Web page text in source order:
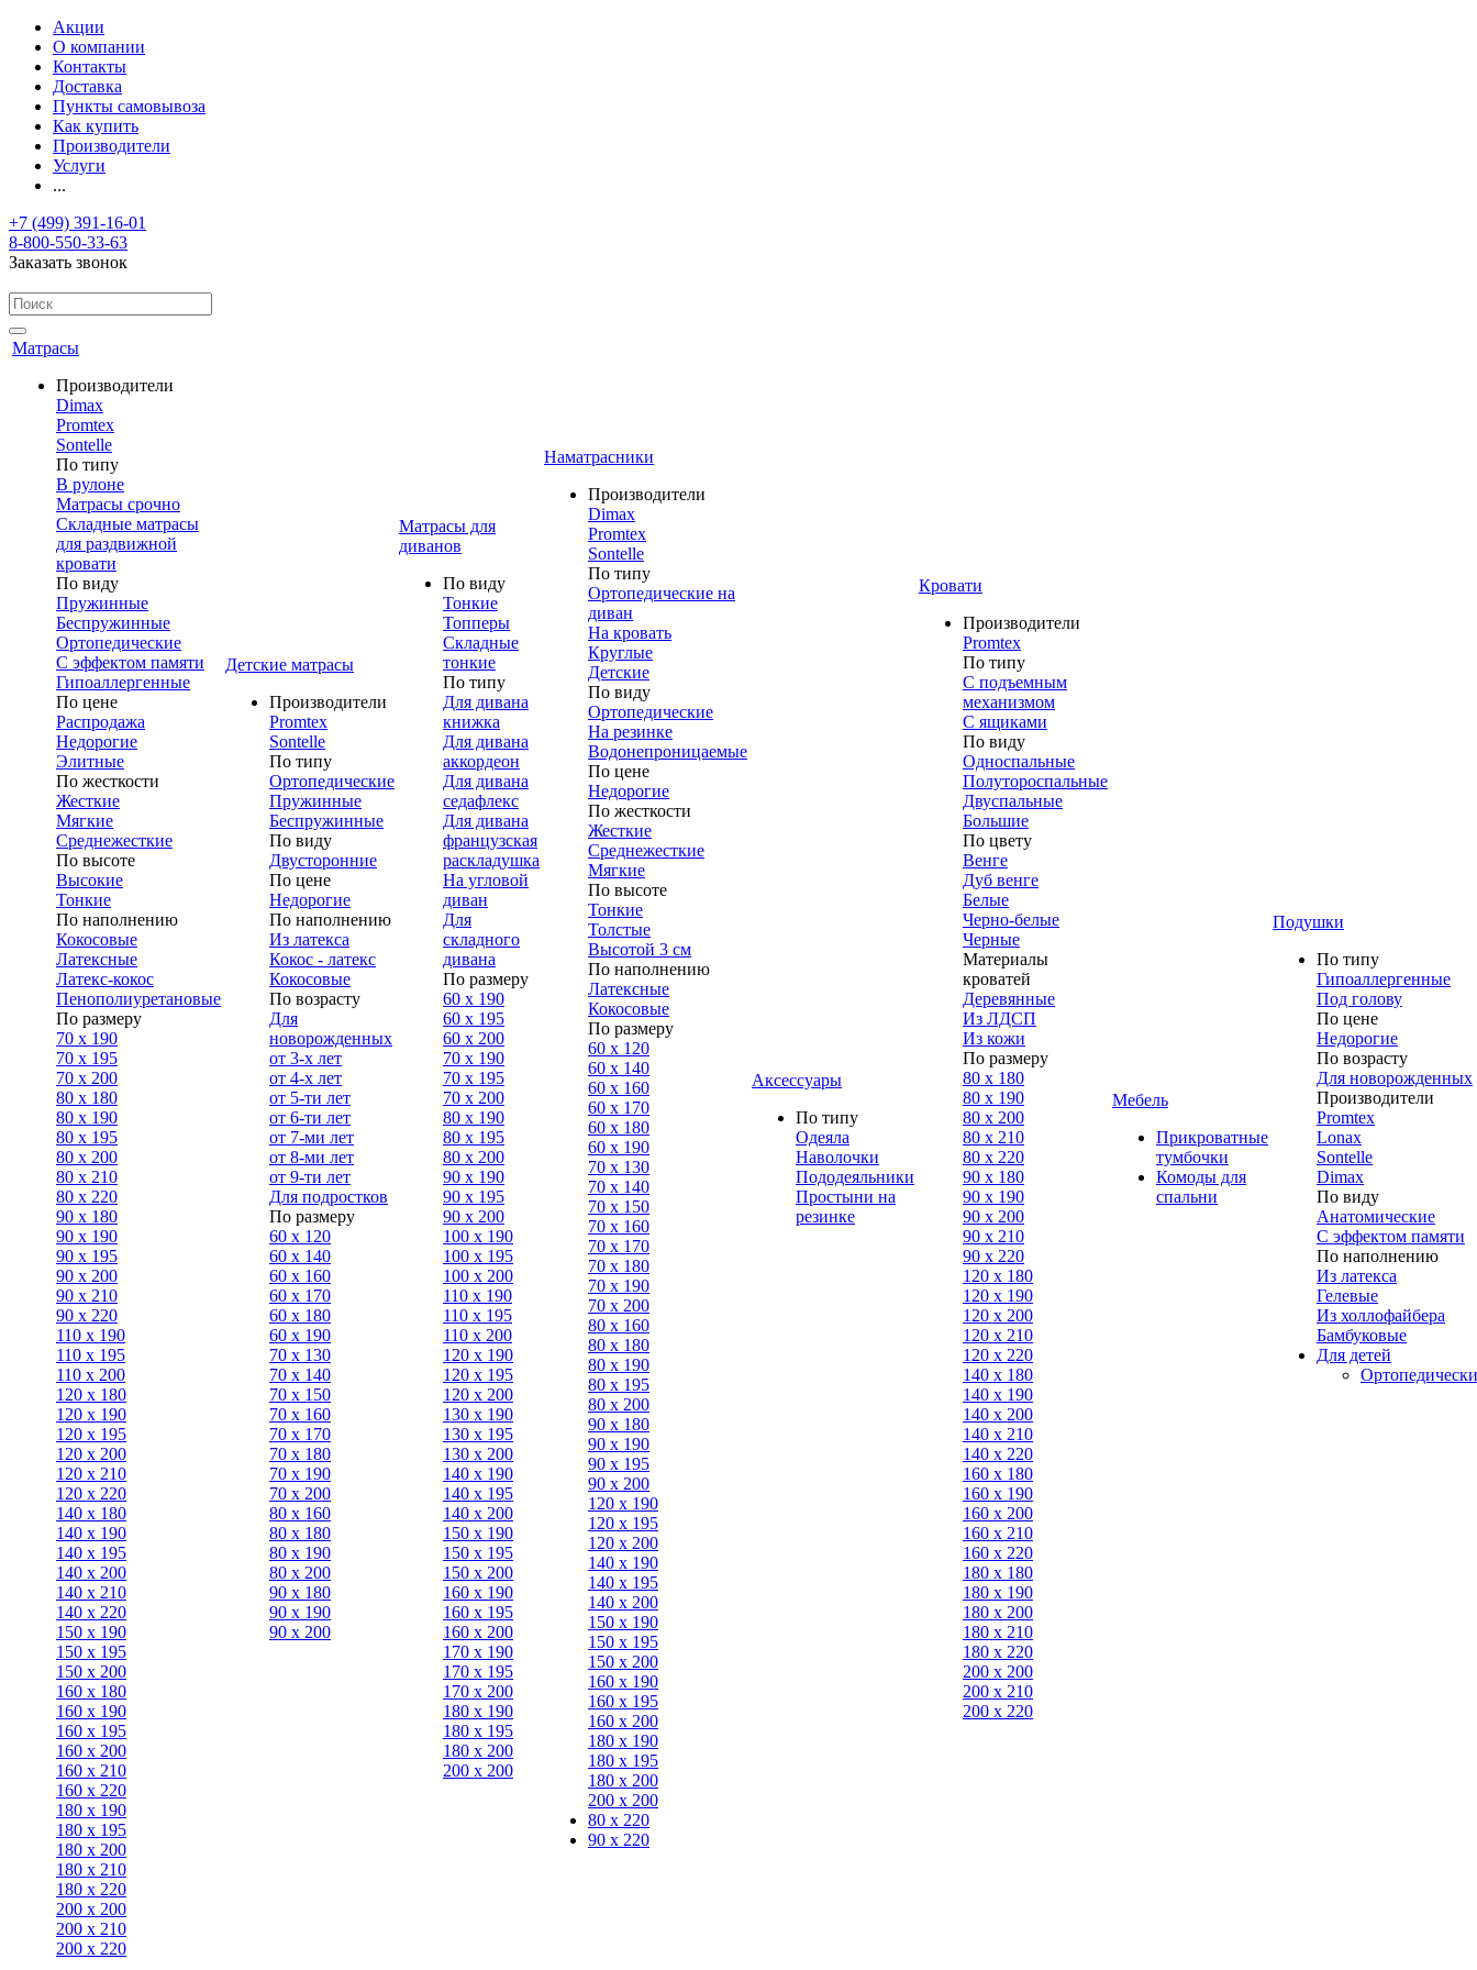
Акции
О компании
Контакты
Доставка
Пункты самовывоза
Как купить
Производители
Услуги
...
+7 (499) 391-16-01
8-800-550-33-63
Заказать звонок
Матрасы
Производители
Dimax
Promtex
Sontelle
По типу
В рулоне
Матрасы срочно
Складные матрасы
для раздвижной
кровати
По виду
Пружинные
Беспружинные
Ортопедические
С эффектом памяти
Гипоаллергенные
По цене
Распродажа
Недорогие
Элитные
По жесткости
Жесткие
Мягкие
Среднежесткие
По высоте
Высокие
Тонкие
По наполнению
Кокосовые
Латексные
Латекс-кокос
Пенополиуретановые
По размеру
70 х 190
70 х 195
70 х 200
80 х 180
80 х 190
80 х 195
80 х 200
80 x 210
80 x 220
90 x 180
90 х 190
90 х 195
90 х 200
90 x 210
90 x 220
110 x 190
110 x 195
110 x 200
120 x 180
120 х 190
120 х 195
120 х 200
120 x 210
120 x 220
140 x 180
140 х 190
140 х 195
140 х 200
140 x 210
140 x 220
150 х 190
150 х 195
150 х 200
160 x 180
160 х 190
160 х 195
160 х 200
160 x 210
160 x 220
180 х 190
180 х 195
180 х 200
180 x 210
180 x 220
200 х 200
200 x 210
200 x 220
Детские матрасы
Производители
Promtex
Sontelle
По типу
Ортопедические
Пружинные
Беспружинные
По виду
Двусторонние
По цене
Недорогие
По наполнению
Из латекса
Кокос - латекс
Кокосовые
По возрасту
Для
новорожденных
от 3-х лет
от 4-х лет
от 5-ти лет
от 6-ти лет
от 7-ми лет
от 8-ми лет
от 9-ти лет
Для подростков
По размеру
60 х 120
60 х 140
60 х 160
60 х 170
60 х 180
60 х 190
70 х 130
70 х 140
70 х 150
70 х 160
70 х 170
70 х 180
70 х 190
70 х 200
80 х 160
80 х 180
80 x 190
80 x 200
90 х 180
90 x 190
90 x 200
Матрасы для
диванов
По виду
Тонкие
Топперы
Складные
тонкие
По типу
Для дивана
книжка
Для дивана
аккордеон
Для дивана
седафлекс
Для дивана
французская
раскладушка
На угловой
диван
Для
складного
дивана
По размеру
60 х 190
60 х 195
60 х 200
70 x 190
70 х 195
70 x 200
80 x 190
80 x 195
80 x 200
90 x 190
90 x 195
90 x 200
100 x 190
100 х 195
100 x 200
110 x 190
110 х 195
110 х 200
120 х 190
120 х 195
120 х 200
130 х 190
130 х 195
130 х 200
140 х 190
140 х 195
140 х 200
150 х 190
150 х 195
150 х 200
160 х 190
160 х 195
160 х 200
170 х 190
170 х 195
170 х 200
180 х 190
180 х 195
180 х 200
200 x 200
Наматрасники
Производители
Dimax
Promtex
Sontelle
По типу
Ортопедические на
диван
На кровать
Круглые
Детские
По виду
Ортопедические
На резинке
Водонепроницаемые
По цене
Недорогие
По жесткости
Жесткие
Среднежесткие
Мягкие
По высоте
Тонкие
Толстые
Высотой 3 см
По наполнению
Латексные
Кокосовые
По размеру
60 х 120
60 х 140
60 х 160
60 х 170
60 х 180
60 х 190
70 х 130
70 х 140
70 х 150
70 х 160
70 х 170
70 х 180
70 х 190
70 х 200
80 х 160
80 х 180
80 x 190
80 х 195
80 х 200
90 х 180
90 х 190
90 х 195
90 х 200
120 х 190
120 х 195
120 х 200
140 х 190
140 х 195
140 х 200
150 х 190
150 х 195
150 х 200
160 х 190
160 х 195
160 х 200
180 х 190
180 х 195
180 х 200
200 х 200
80 x 220
90 x 220
Аксессуары
По типу
Одеяла
Наволочки
Пододеяльники
Простыни на
резинке
Кровати
Производители
Promtex
По типу
С подъемным
механизмом
С ящиками
По виду
Односпальные
Полутороспальные
Двуспальные
Большие
По цвету
Венге
Дуб венге
Белые
Черно-белые
Черные
Материалы
кроватей
Деревянные
Из ЛДСП
Из кожи
По размеру
80 x 180
80 x 190
80 x 200
80 x 210
80 x 220
90 x 180
90 х 190
90 х 200
90 x 210
90 x 220
120 x 180
120 х 190
120 х 200
120 x 210
120 x 220
140 x 180
140 х 190
140 х 200
140 x 210
140 x 220
160 x 180
160 х 190
160 х 200
160 x 210
160 x 220
180 x 180
180 х 190
180 х 200
180 x 210
180 x 220
200 х 200
200 x 210
200 x 220
Мебель
Прикроватные
тумбочки
Комоды для
спальни
Подушки
По типу
Гипоаллергенные
Под голову
По цене
Недорогие
По возрасту
Для новорожденных
Производители
Promtex
Lonax
Sontelle
Dimax
По виду
Анатомические
С эффектом памяти
По наполнению
Из латекса
Гелевые
Из холлофайбера
Бамбуковые
Для детей